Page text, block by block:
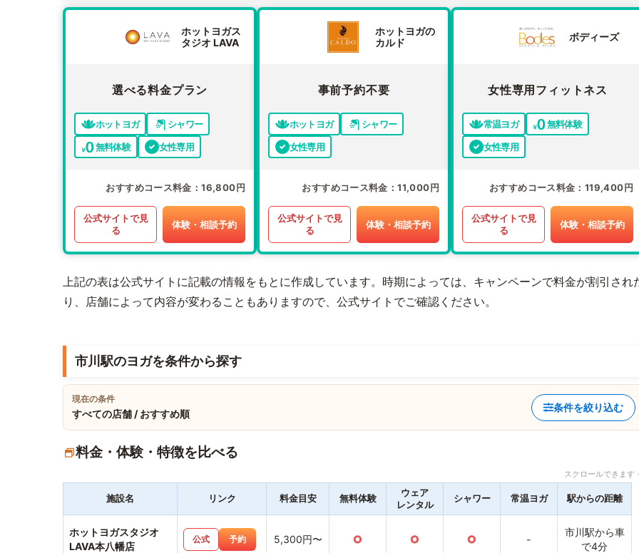
ホットヨガス
タジオ LAVA
選べる料金プラン
ホットヨガ
シャワー
無料体験
女性専用
おすすめコース料金 16,800円
公式サイトで見
る
体験・相談予約
ホットヨガの
カルド
事前予約不要
ホットヨガ
シャワー
女性専用
おすすめコース料金 11,000円
公式サイトで見
る
体験・相談予約
ボディーズ
女性専用フィットネス
常温ヨガ
無料体験
女性専用
おすすめコース料金 119,400円
公式サイトで見
る
体験・相談予約
上記の表は公式サイトに記載の情報をもとに作成しています。時期によっては、キャンペーンで料金が割引され
り、店舗によって内容が変わることもありますので、公式サイトでご確認ください。
市川駅のヨガを条件から探す
現在の条件
すべての店舗 / おすすめ順
条件を絞り込む
料金・体験・特徴を比べる
スクロールできま
施設名 リンク 料金目安 無料体験
ウェア
レンタル
シャワー 常温ヨガ 駅からの距離
ホットヨガスタジオ
LAVA本八幡店
公式 予約 5,300円〜 ○ ○ ○ -
市川駅から車
で4分